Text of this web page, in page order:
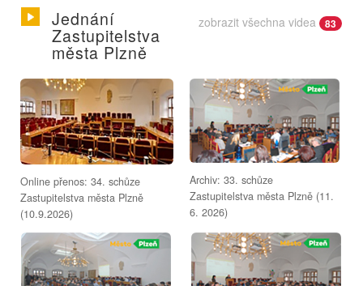
zobrazit všechna videa 83
Jednání
Zastupitelstva
města Plzně
Online přenos: 34. schůze
Zastupitelstva města Plzně
(10.9.2026)
Archiv: 33. schůze
Zastupitelstva města Plzně (11.
6. 2026)